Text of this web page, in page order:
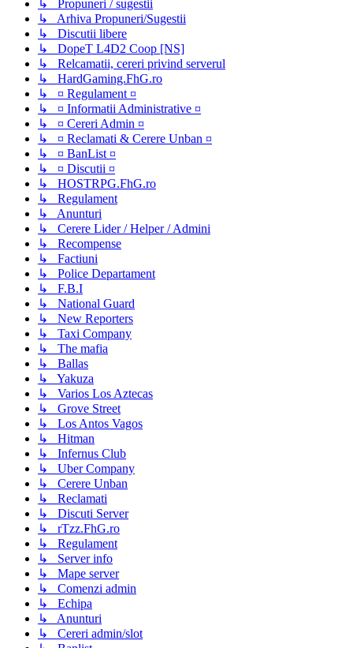
↳ Propuneri / sugestii
↳ Arhiva Propuneri/Sugestii
↳ Discutii libere
↳ DopeT L4D2 Coop [NS]
↳ Relcamatii, cereri privind serverul
↳ HardGaming.FhG.ro
↳ ¤ Regulament ¤
↳ ¤ Informatii Administrative ¤
↳ ¤ Cereri Admin ¤
↳ ¤ Reclamati & Cerere Unban ¤
↳ ¤ BanList ¤
↳ ¤ Discutii ¤
↳ HOSTRPG.FhG.ro
↳ Regulament
↳ Anunturi
↳ Cerere Lider / Helper / Admini
↳ Recompense
↳ Factiuni
↳ Police Departament
↳ F.B.I
↳ National Guard
↳ New Reporters
↳ Taxi Company
↳ The mafia
↳ Ballas
↳ Yakuza
↳ Varios Los Aztecas
↳ Grove Street
↳ Los Antos Vagos
↳ Hitman
↳ Infernus Club
↳ Uber Company
↳ Cerere Unban
↳ Reclamati
↳ Discuti Server
↳ rTzz.FhG.ro
↳ Regulament
↳ Server info
↳ Mape server
↳ Comenzi admin
↳ Echipa
↳ Anunturi
↳ Cereri admin/slot